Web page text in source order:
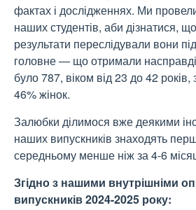
фактах і дослідженнях. Ми
наших студентів, аби дізнатися, що
результати переслідували вони
головне — що отримали
було 787, віком від 23 до 42 років,
46% жінок.
Залюбки ділимося вже деякими
наших випускників знаходять
середньому менше ніж за 4-6
Згідно з нашими внутрішніми
випускників 2024-2025 року: